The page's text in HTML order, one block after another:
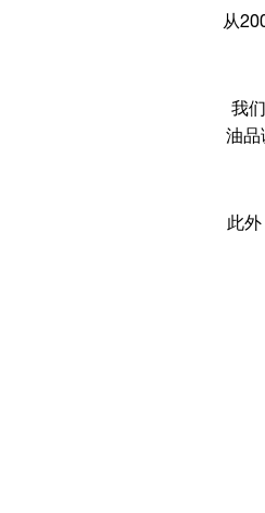
从
我
油品
此